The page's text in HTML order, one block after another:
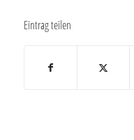
Eintrag teilen